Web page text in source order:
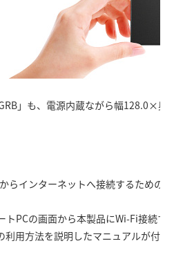
」も、電源内蔵ながら幅128.0×
らインターネットへ接続するための
トPCの画面から本製品にWi-Fi接続す
利用方法を説明したマニュアルが付属